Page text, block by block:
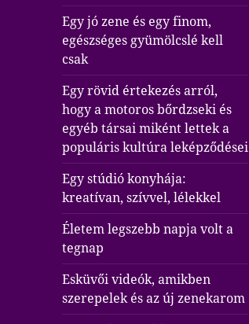
Egy jó zene és egy finom,
egészséges gyümölcslé kell
csak
Egy rövid értekezés arról,
hogy a motoros bőrdzseki és
egyéb társai miként lettek a
populáris kultúra leképződései
Egy stúdió konyhája:
kreatívan, szívvel, lélekkel
Életem legszebb napja volt a
tegnap
Esküvői videók, amikben
szerepelek és az új zenekarom